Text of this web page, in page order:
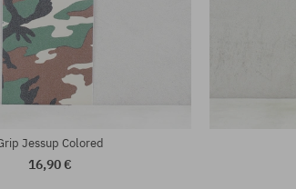
Jessup Colored
16,90 €